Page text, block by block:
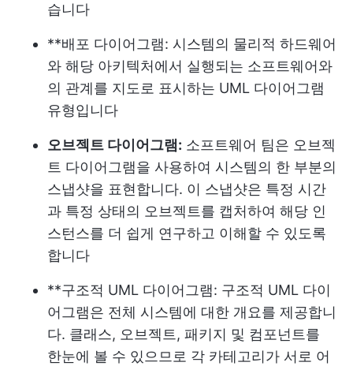
습니다
**배포 다이어그램: 시스템의 물리적 하드웨어
와 해당 아키텍처에서 실행되는 소프트웨어와
의 관계를 지도로 표시하는 UML 다이어그램
유형입니다
오브젝트 다이어그램: 소프트웨어 팀은 오브젝
트 다이어그램을 사용하여 시스템의 한 부분의
스냅샷을 표현합니다. 이 스냅샷은 특정 시간
과 특정 상태의 오브젝트를 캡처하여 해당 인
스턴스를 더 쉽게 연구하고 이해할 수 있도록
합니다
**구조적 UML 다이어그램: 구조적 UML 다이
어그램은 전체 시스템에 대한 개요를 제공합니
다. 클래스, 오브젝트, 패키지 및 컴포넌트를
한눈에 볼 수 있으므로 각 카테고리가 서로 어